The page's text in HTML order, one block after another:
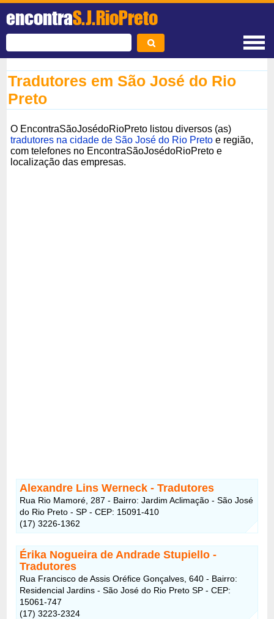
encontraS.J.RioPreto
Tradutores em São José do Rio
Preto
O EncontraSãoJosédoRioPreto listou diversos (as)
tradutores na cidade de São José do Rio Preto e região,
com telefones no EncontraSãoJosédoRioPreto e
localização das empresas.
Alexandre Lins Werneck - Tradutores
Rua Rio Mamoré, 287 - Bairro: Jardim Aclimação - São José
do Rio Preto - SP - CEP: 15091-410
(17) 3226-1362
Érika Nogueira de Andrade Stupiello -
Tradutores
Rua Francisco de Assis Oréfice Gonçalves, 640 - Bairro:
Residencial Jardins - São José do Rio Preto SP - CEP:
15061-747
(17) 3223-2324